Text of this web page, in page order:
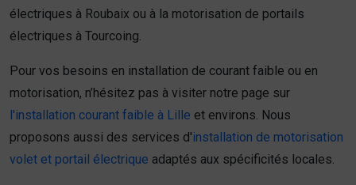
électriques à Roubaix ou à la motorisation de portails
électriques à Tourcoing.
Pour vos besoins en installation de courant faible ou en
motorisation, n’hésitez pas à visiter notre page sur
l'installation courant faible à Lille et environs. Nous
proposons aussi des services d'installation de motorisation
volet et portail électrique adaptés aux spécificités locales.